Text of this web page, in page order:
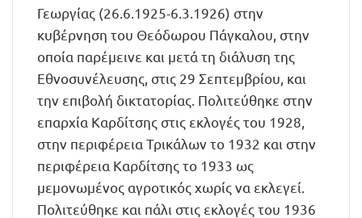
Γεωργίας (26.6.1925-6.3.1926) στην
κυβέρνηση του Θεόδωρου Πάγκαλου, στην
οποία παρέμεινε και μετά τη διάλυση της
Εθνοσυνέλευσης, στις 29 Σεπτεμβρίου, και
την επιβολή δικτατορίας. Πολιτεύθηκε στην
επαρχία Καρδίτσης στις εκλογές του 1928,
στην περιφέρεια Τρικάλων το 1932 και στην
περιφέρεια Καρδίτσης το 1933 ως
μεμονωμένος αγροτικός χωρίς να εκλεγεί.
Πολιτεύθηκε και πάλι στις εκλογές του 1936